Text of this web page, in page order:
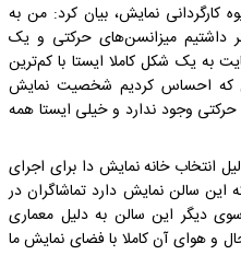
کارگردانی نمایش، بیان کرد: من به
داشتیم میزانسن‌های حرکتی و یک
به یک شکل کاملا ایستا با کم‌ترین
که احساس کردیم شخصیت نمایش
وجود ندارد و خیلی ایستا همه
انتخاب خانه نمایش دا برای اجرای
سالن نمایش دارد تماشاگران در
دیگر این سالن به دلیل معماری
و هوای آن کاملا با فضای نمایش ما